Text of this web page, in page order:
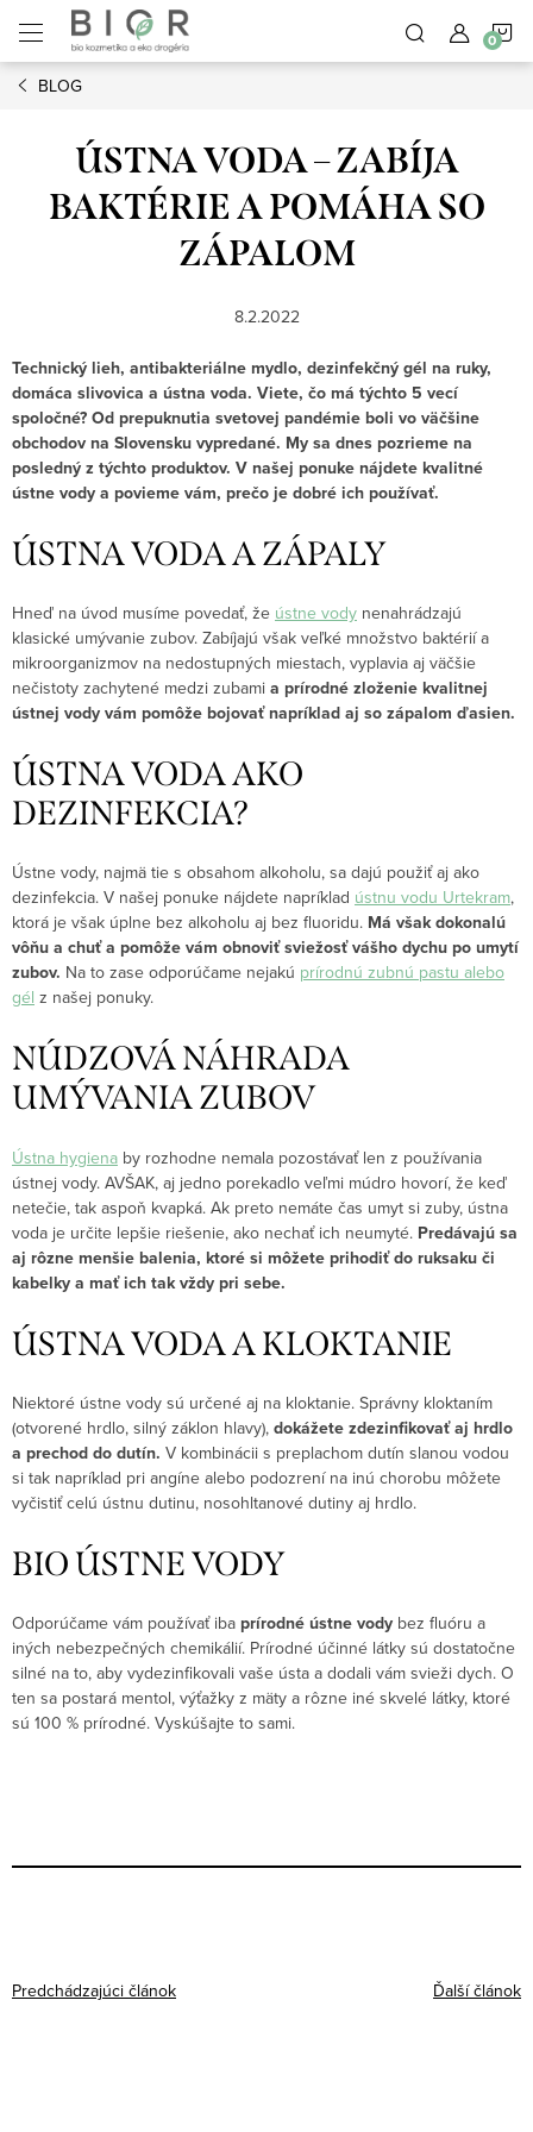
obsah
BLOG
ÚSTNA VODA – ZABÍJA
BAKTÉRIE A POMÁHA SO
ZÁPALOM
8.2.2022
Technický lieh, antibakteriálne mydlo, dezinfekčný gél na ruky,
domáca slivovica a ústna voda. Viete, čo má týchto 5 vecí
spoločné? Od prepuknutia svetovej pandémie boli vo väčšine
obchodov na Slovensku vypredané. My sa dnes pozrieme na
posledný z týchto produktov. V našej ponuke nájdete kvalitné
ústne vody a povieme vám, prečo je dobré ich používať.
ÚSTNA VODA A ZÁPALY
Hneď na úvod musíme povedať, že ústne vody nenahrádzajú
klasické umývanie zubov. Zabíjajú však veľké množstvo baktérií a
mikroorganizmov na nedostupných miestach, vyplavia aj väčšie
nečistoty zachytené medzi zubami a prírodné zloženie kvalitnej
ústnej vody vám pomôže bojovať napríklad aj so zápalom ďasien.
ÚSTNA VODA AKO
DEZINFEKCIA?
Ústne vody, najmä tie s obsahom alkoholu, sa dajú použiť aj ako
dezinfekcia. V našej ponuke nájdete napríklad ústnu vodu Urtekram,
ktorá je však úplne bez alkoholu aj bez fluoridu. Má však dokonalú
vôňu a chuť a pomôže vám obnoviť sviežosť vášho dychu po umytí
zubov. Na to zase odporúčame nejakú prírodnú zubnú pastu alebo
gél z našej ponuky.
NÚDZOVÁ NÁHRADA
UMÝVANIA ZUBOV
Ústna hygiena by rozhodne nemala pozostávať len z používania
ústnej vody. AVŠAK, aj jedno porekadlo veľmi múdro hovorí, že keď
netečie, tak aspoň kvapká. Ak preto nemáte čas umyt si zuby, ústna
voda je určite lepšie riešenie, ako nechať ich neumyté. Predávajú sa
aj rôzne menšie balenia, ktoré si môžete prihodiť do ruksaku či
kabelky a mať ich tak vždy pri sebe.
ÚSTNA VODA A KLOKTANIE
Niektoré ústne vody sú určené aj na kloktanie. Správny kloktaním
(otvorené hrdlo, silný záklon hlavy), dokážete zdezinfikovať aj hrdlo
a prechod do dutín. V kombinácii s preplachom dutín slanou vodou
si tak napríklad pri angíne alebo podozrení na inú chorobu môžete
vyčistiť celú ústnu dutinu, nosohltanové dutiny aj hrdlo.
BIO ÚSTNE VODY
Odporúčame vám používať iba prírodné ústne vody bez fluóru a
iných nebezpečných chemikálií. Prírodné účinné látky sú dostatočne
silné na to, aby vydezinfikovali vaše ústa a dodali vám svieži dych. O
ten sa postará mentol, výťažky z mäty a rôzne iné skvelé látky, ktoré
sú 100 % prírodné. Vyskúšajte to sami.
Predchádzajúci článok Ďalší článok